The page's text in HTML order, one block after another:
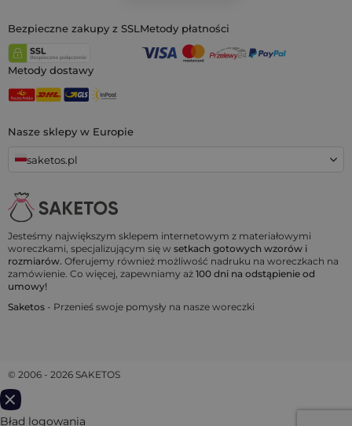
Jesteśmy największym sklepem internetowym z materiałowymi
woreczkami, specjalizującym się w setkach gotowych wzorów i
rozmiarów. Oferujemy również możliwość nadruku na woreczkach na
zamówienie. Co więcej, zapewniamy aż 100 dni na odstąpienie od
umowy!
Saketos - Przenieś swoje pomysły na nasze woreczki
Nasze sklepy w Europie
saketos.pl
Bezpieczne zakupy z SSLMetody płatności
Metody dostawy
© 2006 - 2026 SAKETOS
Bład logowania